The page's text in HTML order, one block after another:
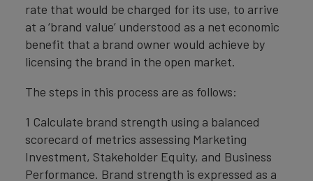
rate that would be charged for its use, to arrive
at a ‘brand value’ understood as a net economic
benefit that a brand owner would achieve by
licensing the brand in the open market.
The steps in this process are as follows:
1 Calculate brand strength using a balanced
scorecard of metrics assessing Marketing
Investment, Stakeholder Equity, and Business
Performance. Brand strength is expressed as a